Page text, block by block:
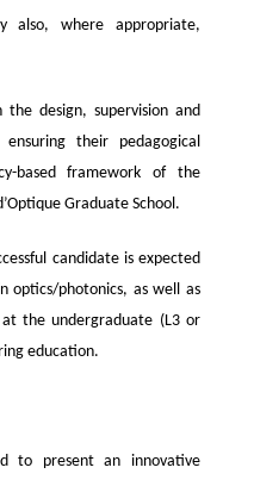
also, where appropriate,
design, supervision and
their pedagogical
based framework of the
Graduate School.
candidate is expected
optics/photonics, as well as
the undergraduate (L3 or
education.
to present an innovative